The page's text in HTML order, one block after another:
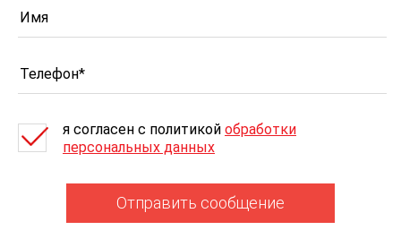
я согласен c политикой обработки
персональных данных
Отправить сообщение